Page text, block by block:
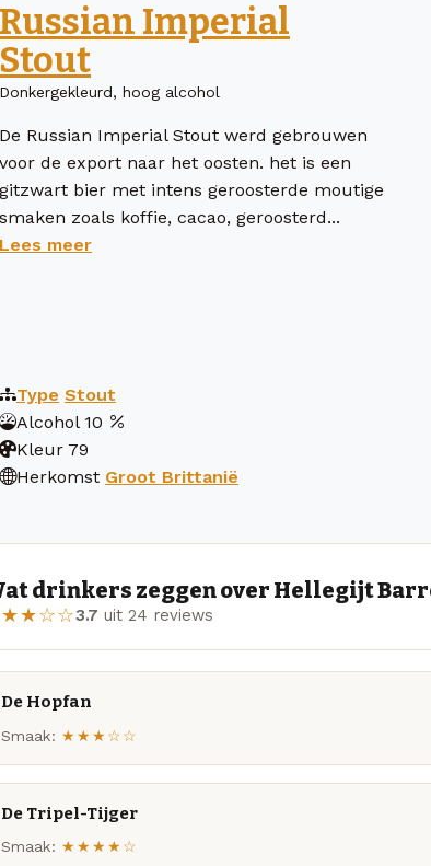
Russian Imperial
Stout
Donkergekleurd, hoog alcohol
De Russian Imperial Stout werd gebrouwen
voor de export naar het oosten. het is een
gitzwart bier met intens geroosterde moutige
smaken zoals koffie, cacao, geroosterd...
Lees meer
Type Stout
Alcohol 10
Kleur 79
Herkomst Groot Brittanië
drinkers zeggen over Hellegijt
3.7 uit 24 reviews
De Hopfan
Smaak: ★★★☆☆
De Tripel-Tijger
Smaak: ★★★★☆